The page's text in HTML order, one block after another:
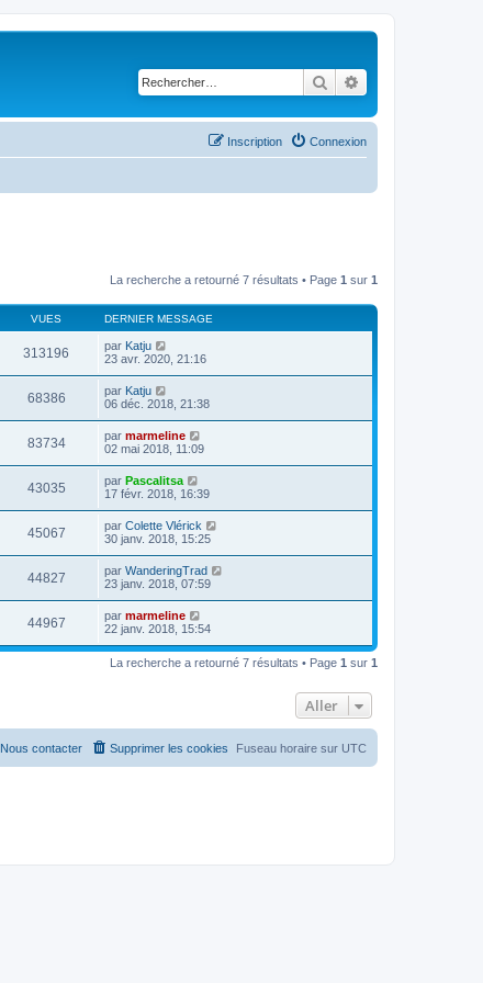
Rechercher
Connexion
Inscription
La recherche a retourné 7 résultats • Page 1 sur 1
VUES DERNIER MESSAGE
313196 par Katju
23 avr. 2020, 21:16
68386 par Katju
06 déc. 2018, 21:38
83734 par marmeline
02 mai 2018, 11:09
43035 par Pascalitsa
17 févr. 2018, 16:39
45067 par Colette Vlérick
30 janv. 2018, 15:25
44827 par WanderingTrad
23 janv. 2018, 07:59
44967 par marmeline
22 janv. 2018, 15:54
La recherche a retourné 7 résultats • Page 1 sur 1
Aller
Fuseau horaire sur UTC
Supprimer les cookies
Nous contacter